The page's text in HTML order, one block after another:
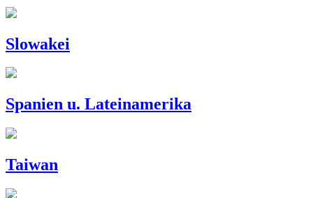
Slowakei
Spanien u. Lateinamerika
Taiwan